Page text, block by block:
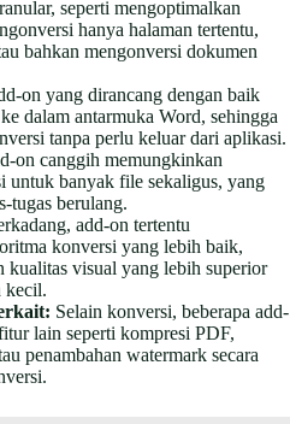
seperti mengoptimalkan
hanya halaman tertentu,
bahkan mengonversi dokumen
on yang dirancang dengan baik
dalam antarmuka Word, sehingga
tanpa perlu keluar dari aplikasi.
on canggih memungkinkan
untuk banyak file sekaligus, yang
tugas berulang.
add-on tertentu
konversi yang lebih baik,
kualitas visual yang lebih superior
kecil.
Selain konversi, beberapa add-
lain seperti kompresi PDF,
penambahan watermark secara